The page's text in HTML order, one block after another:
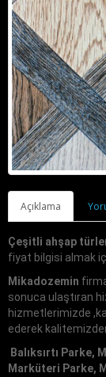
Açıklama
Çeşitli ahşap
fiyat bilgisi almak
Mikadozemin
sonuca ulaştıran
hizmetlerimizde
ederek
Balıksırtı Parke,
Marküteri Parke,